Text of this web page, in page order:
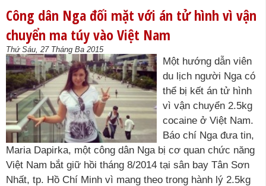
Công dân Nga đối mặt với án tử hình vì vận
chuyển ma túy vào Việt Nam
Thứ Sáu, 27 Tháng Ba 2015
Một hướng dẫn viên
du lịch người Nga có
thể bị kết án tử hình
vì vận chuyển 2.5kg
cocaine ở Việt Nam.
Báo chí Nga đưa tin,
Maria Dapirka, một công dân Nga bị cơ quan chức năng
Việt Nam bắt giữ hồi tháng 8/2014 tại sân bay Tân Sơn
Nhất, tp. Hồ Chí Minh vì mang theo trong hành lý 2.5kg